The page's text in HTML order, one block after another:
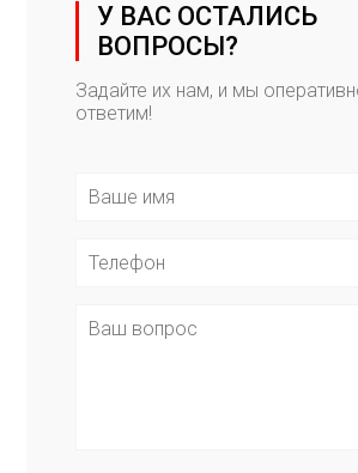
У ВАС ОСТАЛИСЬ
ВОПРОСЫ?
Задайте их нам, и мы
ответим!